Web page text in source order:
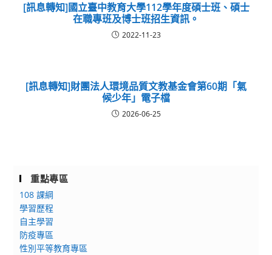
[訊息轉知]國立臺中教育大學112學年度碩士班、碩士
在職專班及博士班招生資訊。
2022-11-23
[訊息轉知]財團法人環境品質文教基金會第60期「氣
候少年」電子檔
2026-06-25
重點專區
108 課綱
學習歷程
自主學習
防疫專區
性別平等教育專區